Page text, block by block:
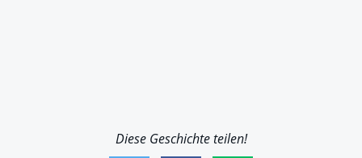
Diese Geschichte teilen!